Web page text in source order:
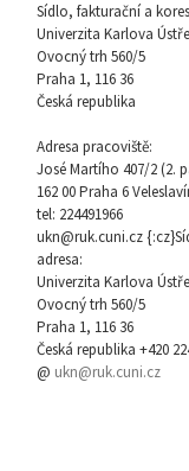
Sídlo, fakturační a
Univerzita Karlova
Ovocný trh 560/5
Praha 1, 116 36
Česká republika
Adresa pracoviště:
José Martího 407/2 (2.
162 00 Praha 6
tel: 224491966
ukn@ruk.cuni.cz
adresa:
Univerzita Karlova
Ovocný trh 560/5
Praha 1, 116 36
Česká republika +420
@ ukn@ruk.cuni.cz